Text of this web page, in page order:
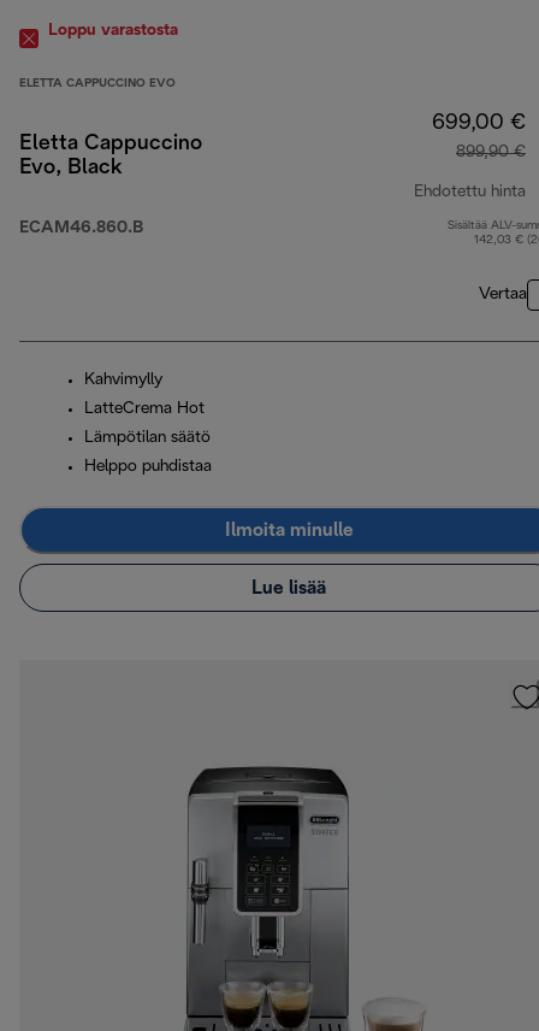
Loppu varastosta
ELETTA CAPPUCCINO EVO
Eletta Cappuccino
Evo, Black
ECAM46.860.B
699,00 €
899,90 €
Ehdotettu hinta
Sisältää ALV-
142,03 €
Vertaa
Kahvimylly
LatteCrema Hot
Lämpötilan säätö
Helppo puhdistaa
Ilmoita minulle
Lue lisää